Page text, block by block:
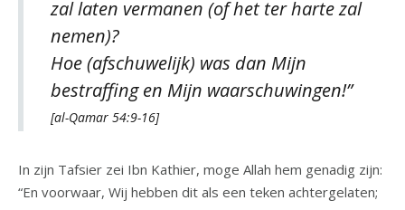
zal laten vermanen (of het ter harte zal
nemen)?
Hoe (afschuwelijk) was dan Mijn
bestraffing en Mijn waarschuwingen!”
[al-Qamar 54:9-16]
In zijn Tafsier zei Ibn Kathier, moge Allah hem genadig zijn:
“En voorwaar, Wij hebben dit als een teken achtergelaten;